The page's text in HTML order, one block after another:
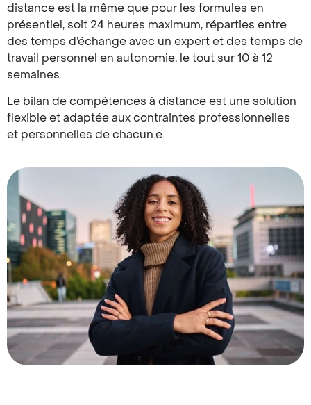
distance est la même que pour les formules en
présentiel, soit 24 heures maximum, réparties entre
des temps d’échange avec un expert et des temps de
travail personnel en autonomie, le tout sur 10 à 12
semaines.
Le bilan de compétences à distance est une solution
flexible et adaptée aux contraintes professionnelles
et personnelles de chacun.e.